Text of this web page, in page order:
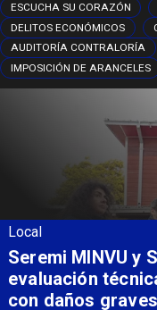
ESCUCHA SU CORAZÓN
DELITOS ECONÓMICOS
AUDITORÍA CONTRALORÍA
IMPOSICIÓN DE ARANCELES
Local
Fondo Orasmi
familia de
costear